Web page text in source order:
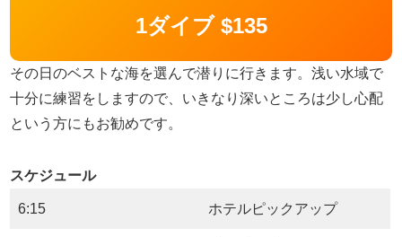
1ダイブ $135
その日のベストな海を選んで潜りに行きます。浅い水域で
十分に練習をしますので、いきなり深いところは少し心配
という方にもお勧めです。
スケジュール
6:15 ホテルピックアップ